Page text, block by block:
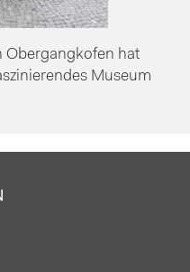
Obergangkofen hat
Museum